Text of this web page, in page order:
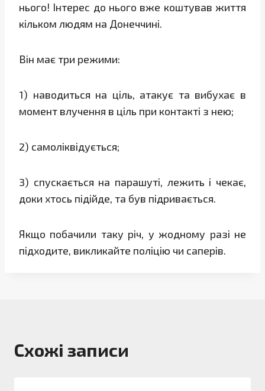
нього! Інтерес до нього вже коштував життя
кільком людям на Донеччині.
Він має три режими:
1) наводиться на ціль, атакує та вибухає в
момент влучення в ціль при контакті з нею;
2) самоліквідується;
3) спускається на парашуті, лежить і чекає,
доки хтось підійде, та був підривається.
Якщо побачили таку річ, у жодному разі не
підходите, викликайте поліцію чи саперів.
Схожі записи